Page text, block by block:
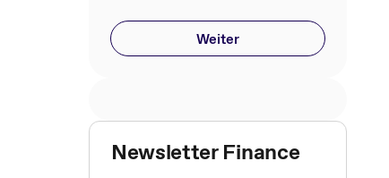
Weiter
Newsletter Finance